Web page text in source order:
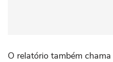
O relatório também